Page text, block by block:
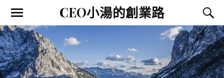
CEO小湯的創業路